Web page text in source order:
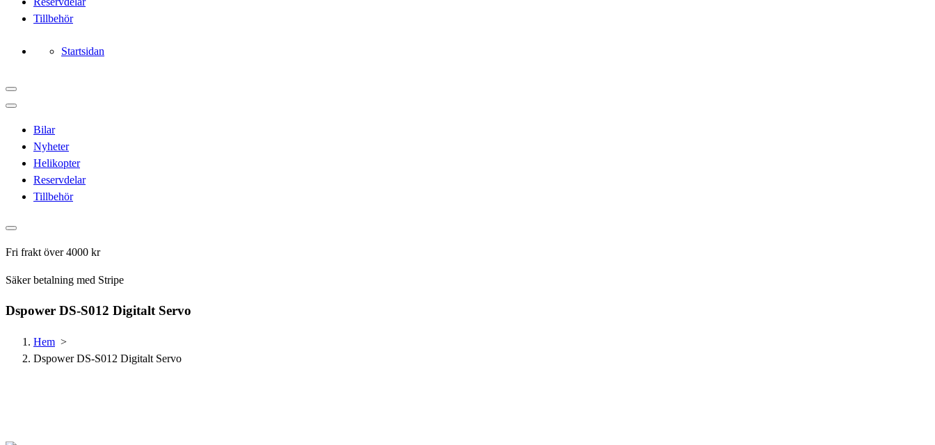
Tillbehör
Startsidan
Bilar
Nyheter
Helikopter
Reservdelar
Tillbehör
Fri frakt över 4000 kr
Säker betalning med Stripe
Dspower DS-S012 Digitalt Servo
Hem >
Dspower DS-S012 Digitalt Servo